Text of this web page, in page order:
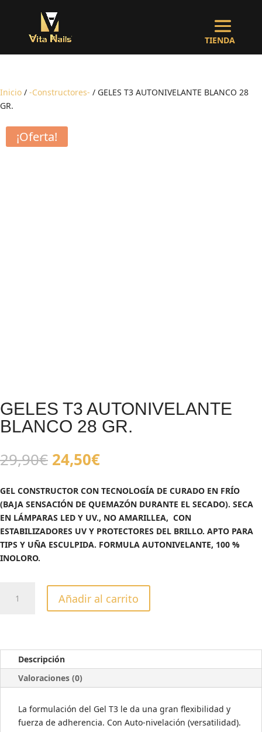
Inicio / -Constructores- / GELES T3 AUTONIVELANTE BLANCO 28
GR.
¡Oferta!
GELES T3 AUTONIVELANTE
BLANCO 28 GR.
29,90€ El
precio
original
era:
29,90€.
24,50€El
actual
es:
24,50€.
GEL CONSTRUCTOR CON TECNOLOGÍA DE CURADO EN FRÍO
(BAJA SENSACIÓN DE QUEMAZÓN DURANTE EL SECADO). SECA
EN LÁMPARAS LED Y UV., NO AMARILLEA, CON
ESTABILIZADORES UV Y PROTECTORES DEL BRILLO. APTO PARA
TIPS Y UÑA ESCULPIDA. FORMULA AUTONIVELANTE, 100 %
INOLORO.
AUTONIVELANTE
cantidad
Añadir al carrito
Descripción
Valoraciones (0)
La formulación del Gel T3 le da una gran flexibilidad y
fuerza de adherencia. Con Auto-nivelación (versatilidad).